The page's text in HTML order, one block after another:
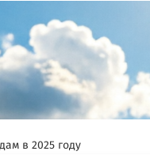
в 2025 году